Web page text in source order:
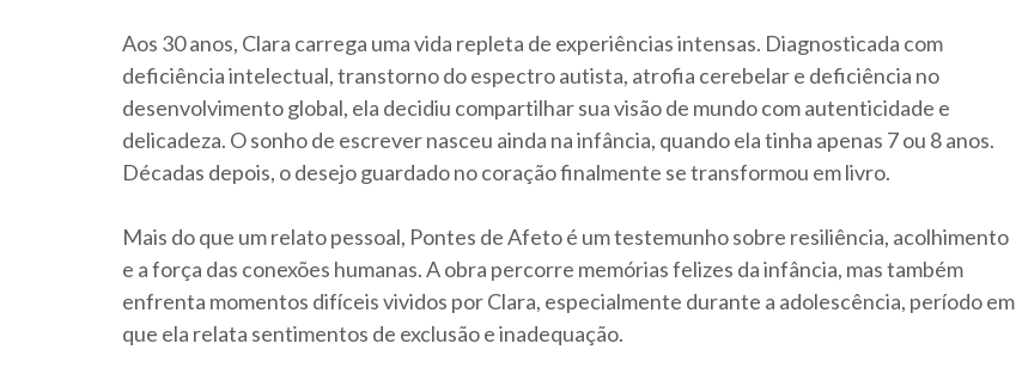
Aos 30 anos, Clara carrega uma vida repleta de experiências intensas. Diagnosticada com
deficiência intelectual, transtorno do espectro autista, atrofia cerebelar e deficiência no
desenvolvimento global, ela decidiu compartilhar sua visão de mundo com autenticidade e
delicadeza. O sonho de escrever nasceu ainda na infância, quando ela tinha apenas 7 ou 8 anos.
Décadas depois, o desejo guardado no coração finalmente se transformou em livro.
Mais do que um relato pessoal, Pontes de Afeto é um testemunho sobre resiliência, acolhimento
e a força das conexões humanas. A obra percorre memórias felizes da infância, mas também
enfrenta momentos difíceis vividos por Clara, especialmente durante a adolescência, período em
que ela relata sentimentos de exclusão e inadequação.